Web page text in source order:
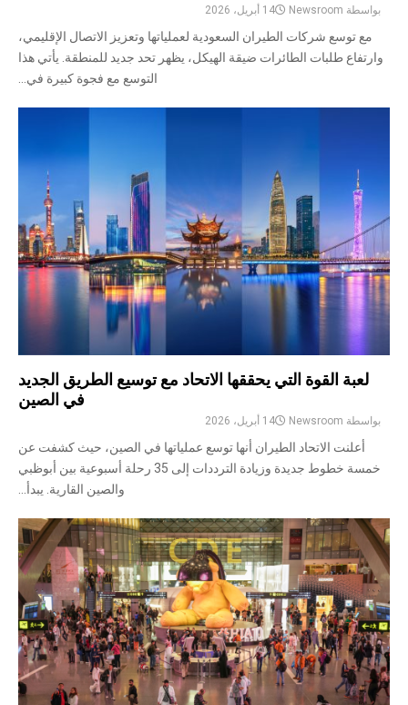
بواسطة Newsroom 14 أبريل، 2026
مع توسع شركات الطيران السعودية لعملياتها وتعزيز الاتصال الإقليمي،
وارتفاع طلبات الطائرات ضيقة الهيكل، يظهر تحد جديد للمنطقة. يأتي هذا
التوسع مع فجوة كبيرة في...
لعبة القوة التي يحققها الاتحاد مع توسيع الطريق الجديد
في الصين
بواسطة Newsroom 14 أبريل، 2026
أعلنت الاتحاد الطيران أنها توسع عملياتها في الصين، حيث كشفت عن
خمسة خطوط جديدة وزيادة الترددات إلى 35 رحلة أسبوعية بين أبوظبي
والصين القارية. يبدأ...